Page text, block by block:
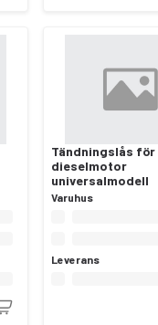
Tändningslås för
dieselmotor
universalmodell
Varuhus
Leverans